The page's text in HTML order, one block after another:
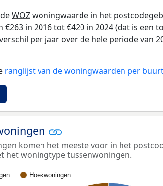
WOZwoningwaarde in het
€263 in 2016 tot €420 in 2024 (dat is een
per jaar over de hele periode van
ranglijst van de woningwaarden per
komen het meeste voor in het
het woningtype tussenwoningen.
Hoekwoningen